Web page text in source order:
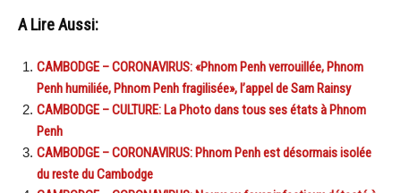
A Lire Aussi:
CAMBODGE – CORONAVIRUS: «Phnom Penh verrouillée, Phnom
Penh humiliée, Phnom Penh fragilisée», l’appel de Sam Rainsy
CAMBODGE – CULTURE: La Photo dans tous ses états à Phnom
Penh
CAMBODGE – CORONAVIRUS: Phnom Penh est désormais isolée
du reste du Cambodge